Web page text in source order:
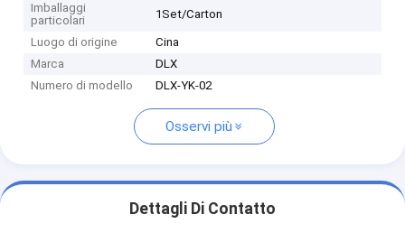
Imballaggi
particolari
1Set/Carton
Luogo di origine
Cina
Marca
DLX
Numero di modello
DLX-YK-02
Osservi più
Dettagli Di Contatto